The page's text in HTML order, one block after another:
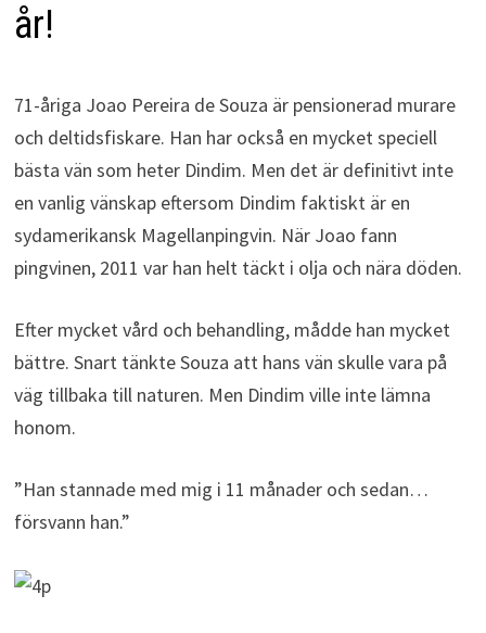
år!
71-åriga Joao Pereira de Souza är pensionerad murare
och deltidsfiskare. Han har också en mycket speciell
bästa vän som heter Dindim. Men det är definitivt inte
en vanlig vänskap eftersom Dindim faktiskt är en
sydamerikansk Magellanpingvin. När Joao fann
pingvinen, 2011 var han helt täckt i olja och nära döden.
Efter mycket vård och behandling, mådde han mycket
bättre. Snart tänkte Souza att hans vän skulle vara på
väg tillbaka till naturen. Men Dindim ville inte lämna
honom.
”Han stannade med mig i 11 månader och sedan…
försvann han.”